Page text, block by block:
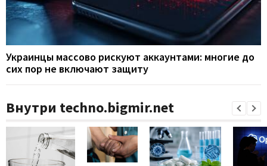
Украинцы массово рискуют аккаунтами: многие до
сих пор не включают защиту
Внутри techno.bigmir.net